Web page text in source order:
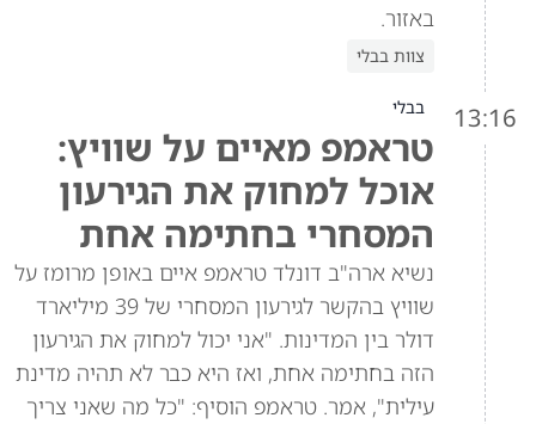
באזור.
צוות בבלי
13:16 בבלי
טראמפ מאיים על שוויץ:
אוכל למחוק את הגירעון
המסחרי בחתימה אחת
נשיא ארה"ב דונלד טראמפ איים באופן מרומז על
שוויץ בהקשר לגירעון המסחרי של 39 מיליארד
דולר בין המדינות. "אני יכול למחוק את הגירעון
הזה בחתימה אחת, ואז היא כבר לא תהיה מדינת
עילית", אמר. טראמפ הוסיף: "כל מה שאני צריך